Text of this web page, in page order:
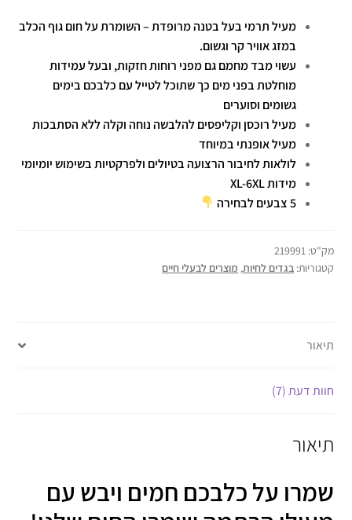
מעיל תרמי בעל בטנה מרופדת – השומרת על חום גוף הכלב
במזג אוויר קר וגשום.
עשוי מבד מחמם גם מפני רוחות חזקות, ובעל עמידות
מוחלטת בפני מים כך שתוכל לטייל עם כלבכם בימים
גשומים וסוערים
מעיל רוכסן וקליפסים להלבשה נוחה וקלה ללא הסתבכות
מעיל אופנתי במיוחד
לולאות לחיבור הרצועה בטיולים ולפרקטיות בשימוש יומיומי
מידות XL-6XL
5 צבעים לבחירה
מק"ט: 219991
קטגוריות: בגדים לחיות, מוצרים לבעלי חיים
תיאור
חוות דעת (7)
תיאור
שמרו על כלבכם חמים ויבש עם